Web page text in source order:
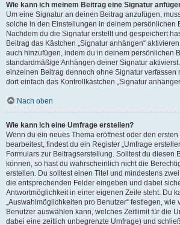
Wie kann ich meinem Beitrag eine Signatur
Um eine Signatur an deinen Beitrag anzufügen,
solche in den Einstellungen in deinem persönlichen
Nachdem du die Signatur erstellt und gespeichert
Beitrag das Kästchen „Signatur anhängen“
auch hinzufügen, indem du in deinem persönlichen
standardmäßige Anhängen deiner Signatur
einzelnen Beitrag dennoch ohne Signatur verfassen
dort einfach das Kontrollkästchen „Signatur
Nach oben
Wie kann ich eine Umfrage erstellen?
Wenn du ein neues Thema eröffnest oder den
bearbeitest, findest du ein Register „Umfrage
Formulars zur Beitragserstellung. Solltest du diesen
können, so hast du wahrscheinlich nicht die
erstellen. Du solltest einen Titel und mindestens
die entsprechenden Felder eingeben und dabei
Antwortmöglichkeit in einer eigenen Zeile steht. Du
„Auswahlmöglichkeiten pro Benutzer“ festlegen, wie
Benutzer auswählen kann, welches Zeitlimit für die
dabei eine zeitlich unbegrenzte Umfrage) und